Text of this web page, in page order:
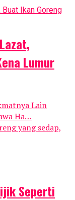
Lumur
Lain
Ha…
yang sedap,
Seperti